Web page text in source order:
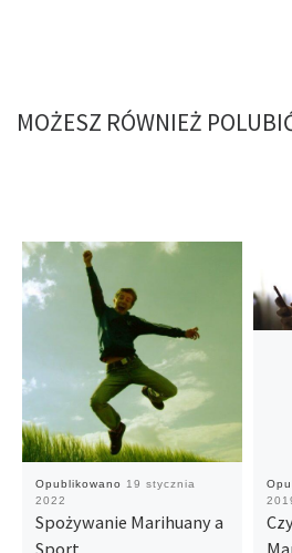
MOŻESZ RÓWNIEŻ
Opublikowano
19 stycznia
2022
Spożywanie Marihuany a
Sport